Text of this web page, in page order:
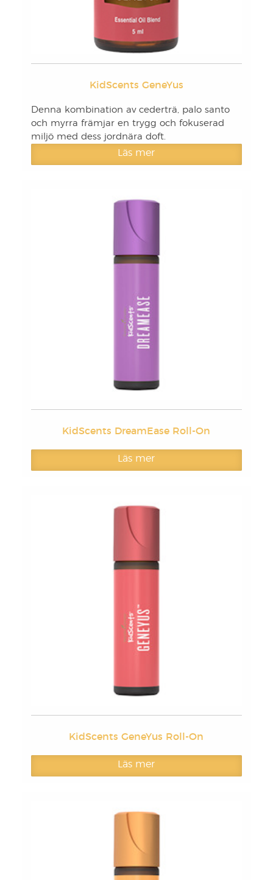
KidScents GeneYus
Denna kombination av cederträ, palo santo
och myrra främjar en trygg och fokuserad
miljö med dess jordnära doft.
Läs mer
KidScents DreamEase Roll-On
Läs mer
KidScents GeneYus Roll-On
Läs mer